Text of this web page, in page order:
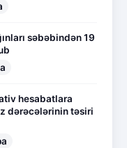
səbəbindən 19
hesabatlara
dərəcələrinin təsiri